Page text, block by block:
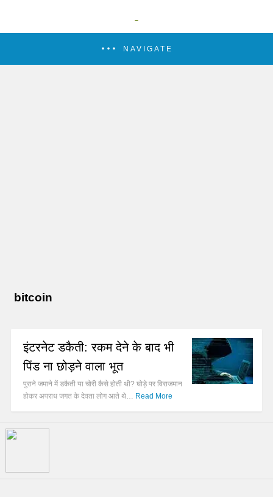
NAVIGATE
bitcoin
इंटरनेट डकैती: रकम देने के बाद भी
पिंड ना छोड़ने वाला भूत
पुराने जमाने में डकैती या चोरी कैसे होती थी? घोड़े पर विराजमान
होकर अपराध जगत के देवता लोग आते थे… Read More